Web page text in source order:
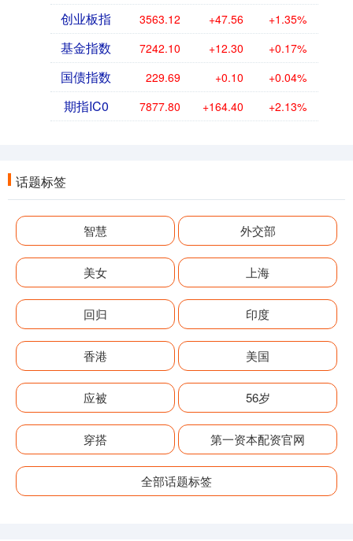
创业板指 3563.12 +47.56 +1.35%
基金指数 7242.10 +12.30 +0.17%
国债指数 229.69 +0.10 +0.04%
期指IC0 7877.80 +164.40 +2.13%
话题标签
智慧 外交部
美女 上海
回归 印度
香港 美国
应被 56岁
穿搭 第一资本配资官网
全部话题标签